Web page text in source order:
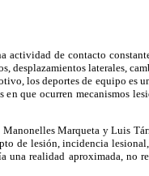
de contacto
desplazamientos laterales,
los deportes de equipo
en que ocurren mecanismos
Marqueta y Luis
de lesión, incidencia
una realidad aproximada, no